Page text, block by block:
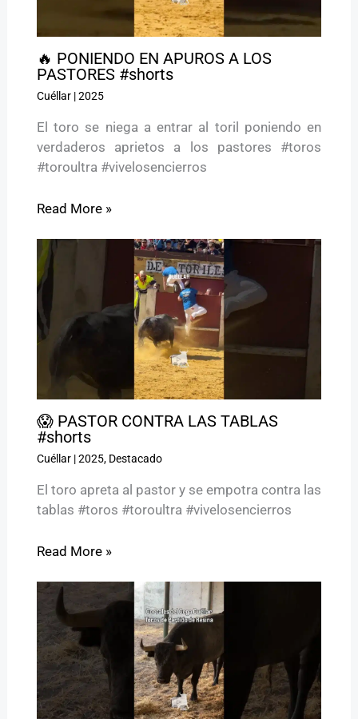
🔥 PONIENDO EN APUROS A LOS
PASTORES #shorts
Cuéllar|2025
El toro se niega a entrar al toril poniendo en
verdaderos aprietos a los pastores #toros
#toroultra #vivelosencierros
Read More »
😱 PASTOR CONTRA LAS TABLAS
#shorts
Cuéllar|2025, Destacado
El toro apreta al pastor y se empotra contra las
tablas #toros #toroultra #vivelosencierros
Read More »